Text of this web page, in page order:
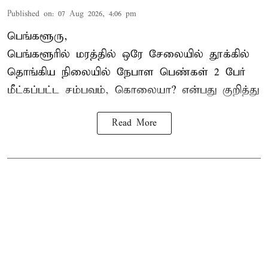
Published on: 07 Aug 2026, 4:06 pm
பெங்களூரு,
பெங்களூரில் மரத்தில் ஒரே சேலையில் தூக்கில்
தொங்கிய நிலையில் நேபாள பெண்கள் 2 பேர்
மீட்கப்பட்ட சம்பவம், கொலையா? என்பது குறித்து
Read More